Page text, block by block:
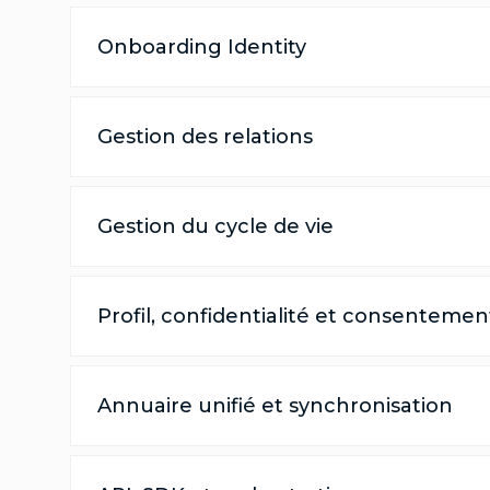
Onboarding Identity
Gestion des relations
Gestion du cycle de vie
Profil, confidentialité et
Annuaire unifié et synchronisation